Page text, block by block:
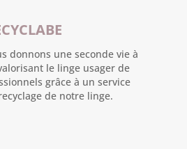
donnons une seconde vie à
le linge usager de
grâce à un service
de notre linge.